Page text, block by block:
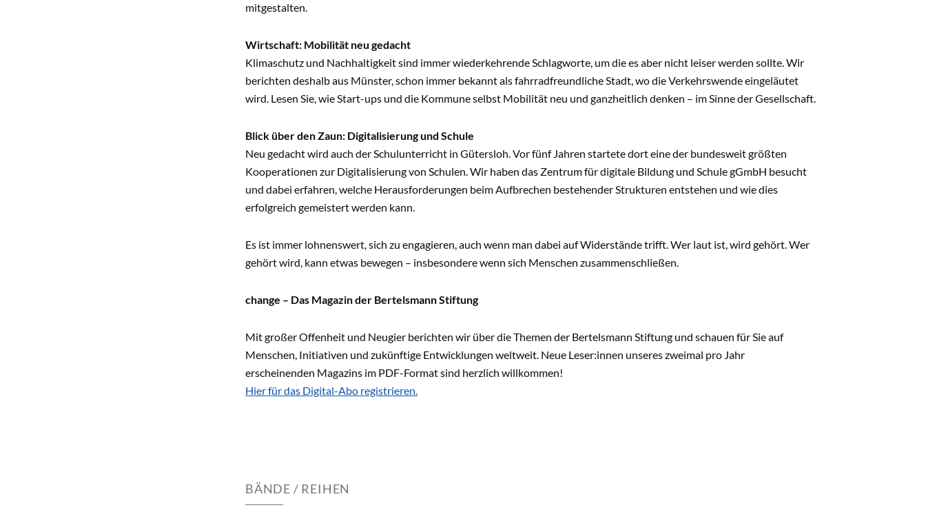
mitgestalten.
Wirtschaft: Mobilität neu gedacht
Klimaschutz und Nachhaltigkeit sind immer wiederkehrende Schlagworte, um die es aber nicht leiser werden sollte. Wir
berichten deshalb aus Münster, schon immer bekannt als fahrradfreundliche Stadt, wo die Verkehrswende eingeläutet
wird. Lesen Sie, wie Start-ups und die Kommune selbst Mobilität neu und ganzheitlich denken – im Sinne der Gesellschaft.
Blick über den Zaun: Digitalisierung und Schule
Neu gedacht wird auch der Schulunterricht in Gütersloh. Vor fünf Jahren startete dort eine der bundesweit größten
Kooperationen zur Digitalisierung von Schulen. Wir haben das Zentrum für digitale Bildung und Schule gGmbH besucht
und dabei erfahren, welche Herausforderungen beim Aufbrechen bestehender Strukturen entstehen und wie dies
erfolgreich gemeistert werden kann.
Es ist immer lohnenswert, sich zu engagieren, auch wenn man dabei auf Widerstände trifft. Wer laut ist, wird gehört. Wer
gehört wird, kann etwas bewegen – insbesondere wenn sich Menschen zusammenschließen.
change – Das Magazin der Bertelsmann Stiftung
Mit großer Offenheit und Neugier berichten wir über die Themen der Bertelsmann Stiftung und schauen für Sie auf
Menschen, Initiativen und zukünftige Entwicklungen weltweit. Neue Leser:innen unseres zweimal pro Jahr
erscheinenden Magazins im PDF-Format sind herzlich willkommen!
Hier für das Digital-Abo registrieren.
BÄNDE / REIHEN